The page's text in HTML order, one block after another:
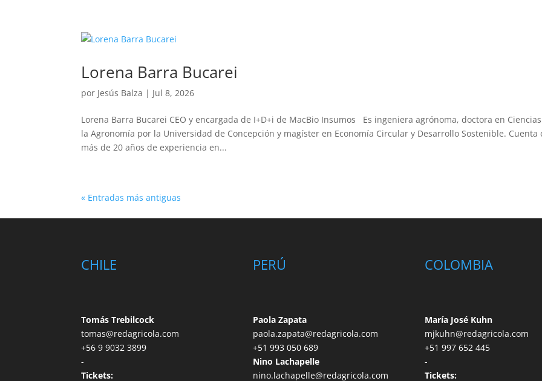
Lorena Barra Bucarei
por Jesús Balza | Jul 8, 2026
Lorena Barra Bucarei CEO y encargada de I+D+i de MacBio Insumos Es ingeniera agrónoma, doctora en
la Agronomía por la Universidad de Concepción y magíster en Economía Circular y Desarrollo Sostenible. Cuenta
más de 20 años de experiencia en...
« Entradas más antiguas
CHILE
Tomás Trebilcock
tomas@redagricola.com
+56 9 9032 3899
-
Tickets:
PERÚ
Paola Zapata
paola.zapata@redagricola.com
+51 993 050 689
Nino Lachapelle
nino.lachapelle@redagricola.com
COLOMBIA
María José Kuhn
mjkuhn@redagricola.com
+51 997 652 445
-
Tickets: